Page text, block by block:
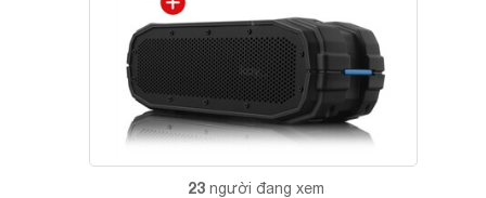
23 người đang xem